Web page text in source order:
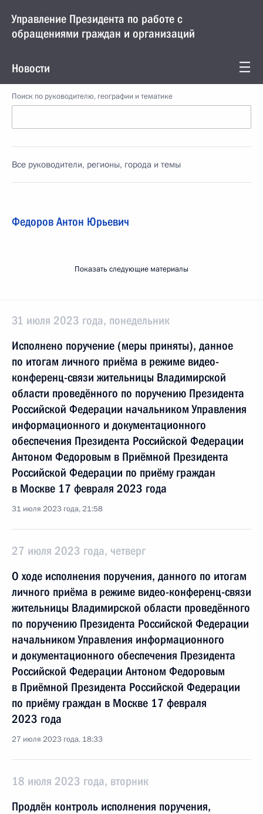
Управление Президента по работе с
обращениями граждан и организаций
Новости
Поиск по руководителю, географии и тематике
Все руководители, регионы, города и темы
Федоров Антон Юрьевич
Показать следующие материалы
31 июля 2023 года, понедельник
Исполнено поручение (меры приняты), данное
по итогам личного приёма в режиме видео-
конференц-связи жительницы Владимирской
области проведённого по поручению Президента
Российской Федерации начальником Управления
информационного и документационного
обеспечения Президента Российской Федерации
Антоном Федоровым в Приёмной Президента
Российской Федерации по приёму граждан
в Москве 17 февраля 2023 года
31 июля 2023 года, 21:58
27 июля 2023 года, четверг
О ходе исполнения поручения, данного по итогам
личного приёма в режиме видео-конференц-связи
жительницы Владимирской области проведённого
по поручению Президента Российской Федерации
начальником Управления информационного
и документационного обеспечения Президента
Российской Федерации Антоном Федоровым
в Приёмной Президента Российской Федерации
по приёму граждан в Москве 17 февраля
2023 года
27 июля 2023 года, 18:33
18 июля 2023 года, вторник
Продлён контроль исполнения поручения,